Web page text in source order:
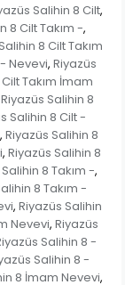
Salihin 8 Cilt,
8 Cilt Takım -,
8 Cilt Takım
Nevevi, Riyazüs
Takım İmam
Riyazüs Salihin 8
Salihin 8 Cilt -
, Riyazüs Salihin 8
, Riyazüs Salihin 8
8 Takım -,
8 Takım -
, Riyazüs Salihin
Nevevi, Riyazüs
Salihin 8 -
Salihin 8 -
8 İmam Nevevi,